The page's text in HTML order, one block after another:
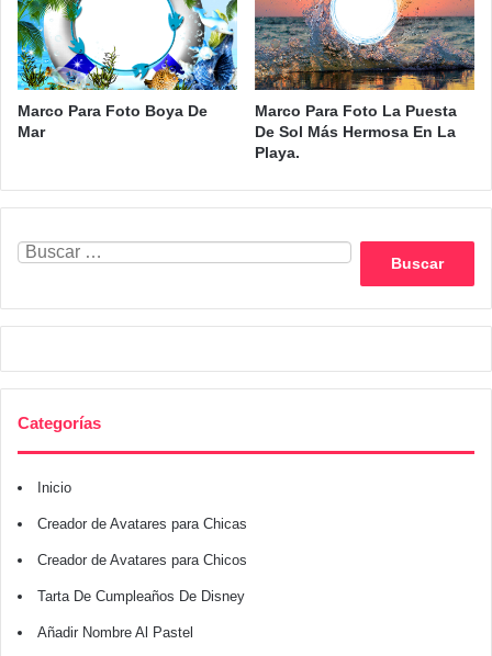
Marco Para Foto Boya De
Mar
Marco Para Foto La Puesta
De Sol Más Hermosa En La
Playa.
Categorías
Inicio
Creador de Avatares para Chicas
Creador de Avatares para Chicos
Tarta De Cumpleaños De Disney
Añadir Nombre Al Pastel